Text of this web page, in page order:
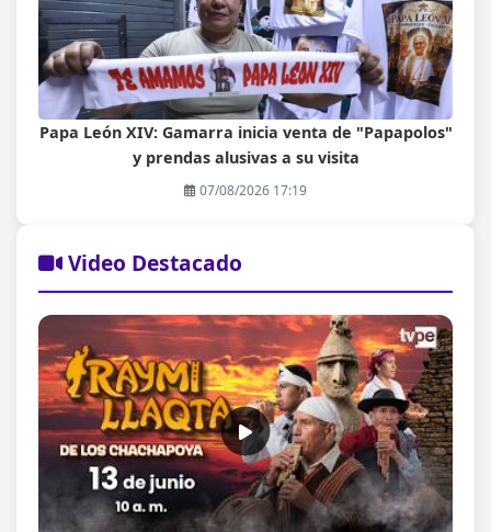
Papa León XIV: Gamarra inicia venta de "Papapolos"
y prendas alusivas a su visita
07/08/2026 17:19
Video Destacado